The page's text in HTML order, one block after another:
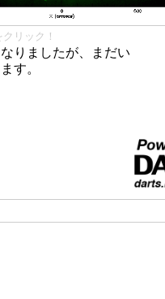
リック！
りましたが、まだい
す。